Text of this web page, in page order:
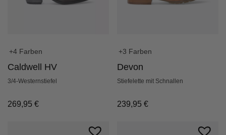
+4 Farben
Caldwell HV
3/4-Westernstiefel
269,95 €
+3 Farben
Devon
Stiefelette mit Schnallen
239,95€